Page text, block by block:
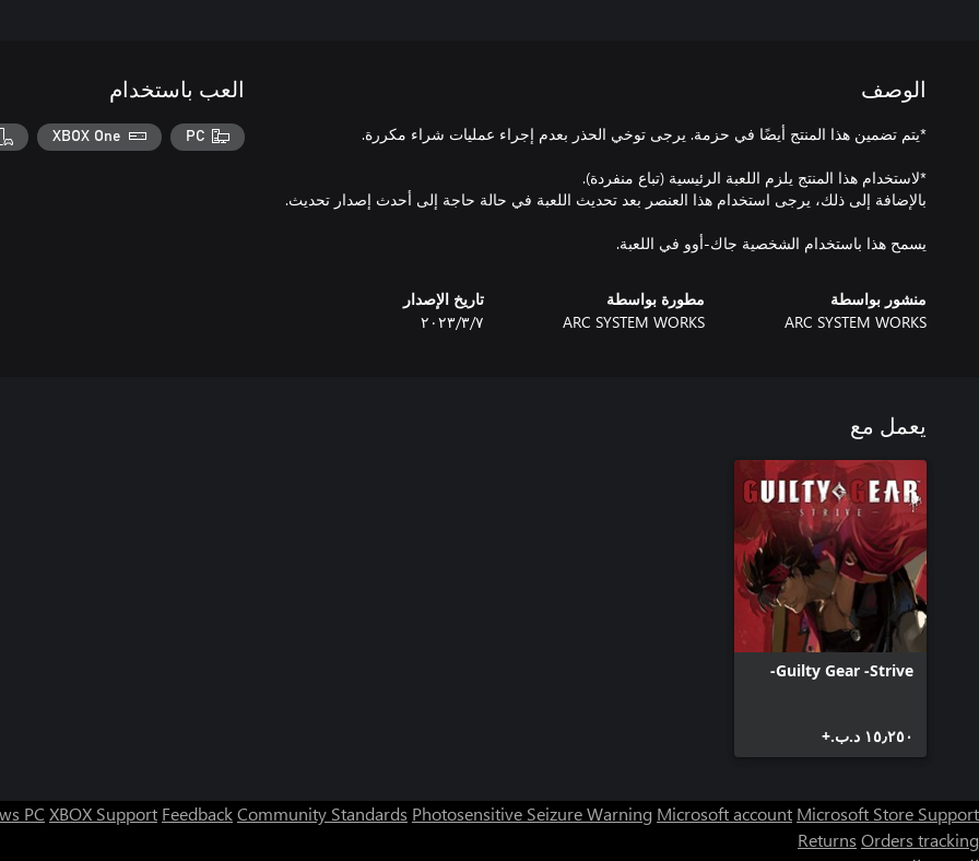
الوصف
يسمح هذا باستخدام الشخصية جاك-أوو في اللعبة.
منشور بواسطة
ARC SYSTEM WORKS
مطورة بواسطة
ARC SYSTEM WORKS
تاريخ الإصدار
٧‏/٣‏/٢٠٢٣
العب باستخدام
PC
XBOX One
يعمل مع
Guilty Gear -Strive-
١٥٫٢٥٠ د.ب.‏+
PC XBOX Support FeedbackCommunity Standards Photosensitive Seizure Warning Microsoft account Microsoft Store Support
Returns Orders tracking